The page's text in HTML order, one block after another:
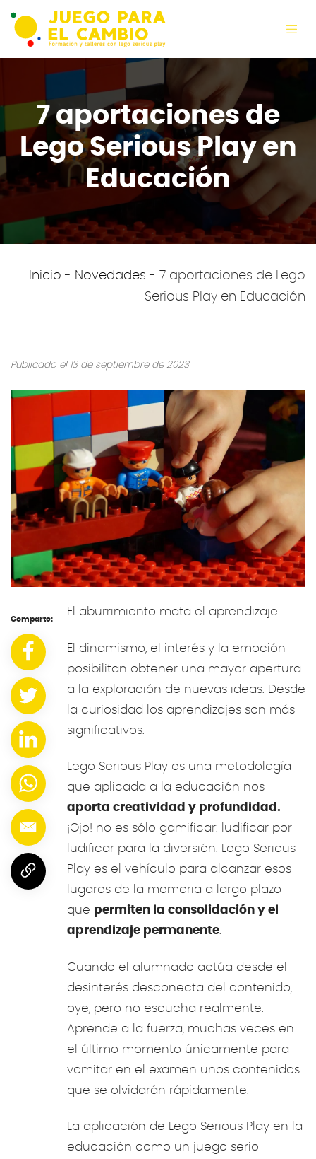
7 aportaciones de
Lego Serious Play en
Educación
Inicio - Novedades - 7 aportaciones de Lego
Serious Play en Educación
Publicado el 13 de septiembre de 2023
Comparte:
El aburrimiento mata el aprendizaje.
El dinamismo, el interés y la emoción
posibilitan obtener una mayor apertura
a la exploración de nuevas ideas. Desde
la curiosidad los aprendizajes son más
significativos.
Lego Serious Play es una metodología
que aplicada a la educación nos
aporta creatividad y profundidad.
¡Ojo! no es sólo gamificar: ludificar por
ludificar para la diversión. Lego Serious
Play es el vehículo para alcanzar esos
lugares de la memoria a largo plazo
que permiten la consolidación y el
aprendizaje permanente
Cuando el alumnado actúa desde el
desinterés desconecta del contenido,
oye, pero no escucha realmente.
Aprende a la fuerza, muchas veces en
el último momento únicamente para
vomitar en el examen unos contenidos
que se olvidarán rápidamente.
La aplicación de Lego Serious Play en la
educación como un juego serio